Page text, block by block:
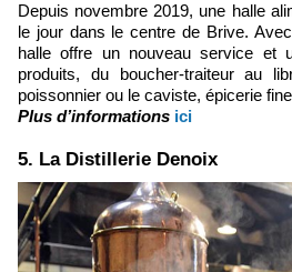
Depuis novembre 2019, une halle alimentaire permanente a vu
le jour dans le centre de Brive.
halle offre un nouveau service et
produits, du boucher-traiteur au
poissonnier ou le caviste, épicerie
Plus d’informations ici
5. La Distillerie Denoix